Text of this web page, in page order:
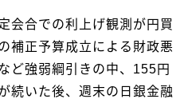
会合での利上げ観測が円買
補正予算成立による財政悪
ど強弱綱引きの中、155円
続いた後、週末の日銀金融